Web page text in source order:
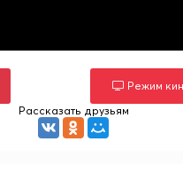
Режим
Рассказать друзьям